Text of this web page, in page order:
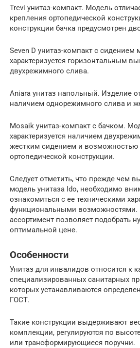
Trevi унитаз-компакт. Модель
крепления ортопедической
конструкции бачка предусмотрен
Seven D унитаз-компакт с
характеризуется горизонтальным
двухрежимного слива.
Aniara унитаз напольный. Изделие
наличием однорежимного слива и
Mosaik унитаз-компакт с бачком.
характеризуется наличием
жестким сидением и возможностью
ортопедической конструкции.
Следует отметить, что прежде чем
модель унитаза Ido, необходимо
ознакомиться с ее техническими
функциональными
ассортимент позволяет подобрать
оптимальной цене.
Особенности
Унитаз для инвалидов относится к
специализированных санитарных
которых устанавливаются
ГОСТ.
Такие конструкции выдерживают
комплекции, регулируются по
или трансформирующиеся поручни.